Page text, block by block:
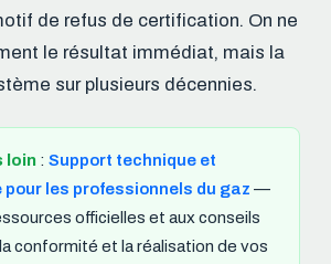
de refus de certification. On ne
le résultat immédiat, mais la
sur plusieurs décennies.
loin : Support technique et
les professionnels du gaz —
officielles et aux conseils
conformité et la réalisation de vos